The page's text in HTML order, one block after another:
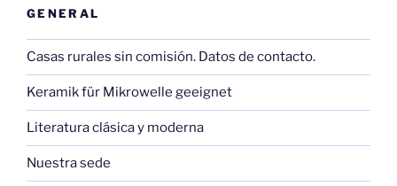
GENERAL
Casas rurales sin comisión. Datos de contacto.
Keramik für Mikrowelle geeignet
Literatura clásica y moderna
Nuestra sede